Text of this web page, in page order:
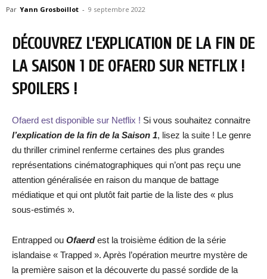
Par Yann Grosboillot - 9 septembre 2022
DÉCOUVREZ L’EXPLICATION DE LA FIN DE
LA SAISON 1 DE OFAERD SUR NETFLIX !
SPOILERS !
Ofaerd est disponible sur Netflix ! Si vous souhaitez connaitre
l’explication de la fin de la Saison 1, lisez la suite ! Le genre
du thriller criminel renferme certaines des plus grandes
représentations cinématographiques qui n’ont pas reçu une
attention généralisée en raison du manque de battage
médiatique et qui ont plutôt fait partie de la liste des « plus
sous-estimés ».
Entrapped ou Ofaerdest la troisième édition de la série
islandaise « Trapped ». Après l’opération meurtre mystère de
la première saison et la découverte du passé sordide de la